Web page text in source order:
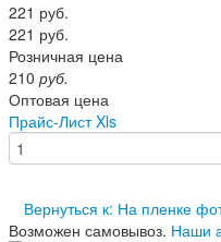
221 руб.
221 руб.
Розничная цена
210 руб.
Оптовая цена
Прайс-Лист Xls
Вернуться к: На пленке
Возможен самовывоз. Наши